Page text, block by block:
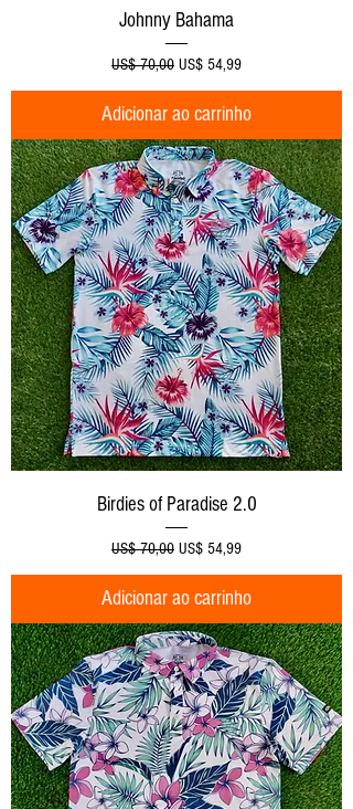
Johnny Bahama
Preço normal
US$ 70,00 Preço promocional
US$ 54,99
Adicionar ao carrinho
Birdies of Paradise 2.0
Preço normal
US$ 70,00 Preço promocional
US$ 54,99
Adicionar ao carrinho